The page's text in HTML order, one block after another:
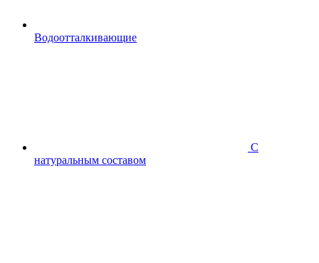
Водоотталкивающие
С
натуральным составом